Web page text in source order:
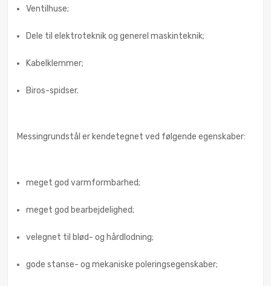
Ventilhuse;
Dele til elektroteknik og generel maskinteknik;
Kabelklemmer;
Biros-spidser.
Messingrundstål er kendetegnet ved følgende egenskaber:
meget god varmformbarhed;
meget god bearbejdelighed;
velegnet til blød- og hårdlodning;
gode stanse- og mekaniske poleringsegenskaber;